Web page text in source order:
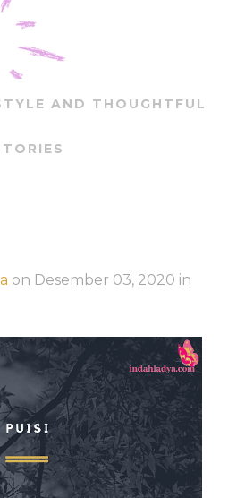
AND THOUGHTFUL
on Desember 03, 2020 in